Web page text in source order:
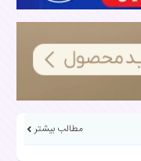
مطالب بیشتر